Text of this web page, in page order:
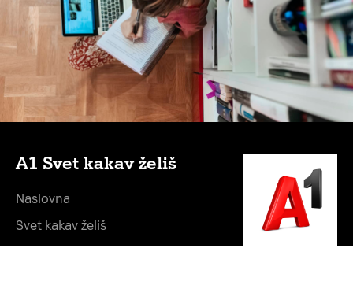
A1 Svet kakav želiš
Naslovna
Svet kakav želiš